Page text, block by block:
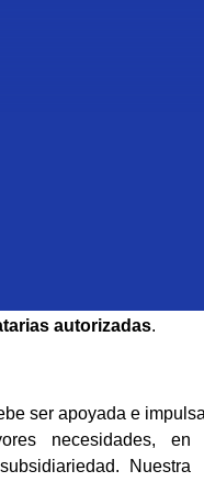
autorizadas.
ser apoyada e
necesidades, en
Nuestra